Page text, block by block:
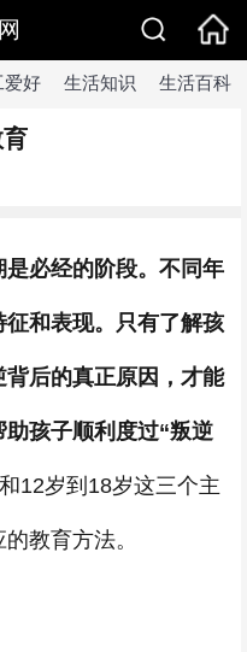
爱好 生活知识 生活百科
必经的阶段。不同年
和表现。只有了解孩
后的真正原因，才能
孩子顺利度过“叛逆
12岁到18岁这三个主
教育方法。